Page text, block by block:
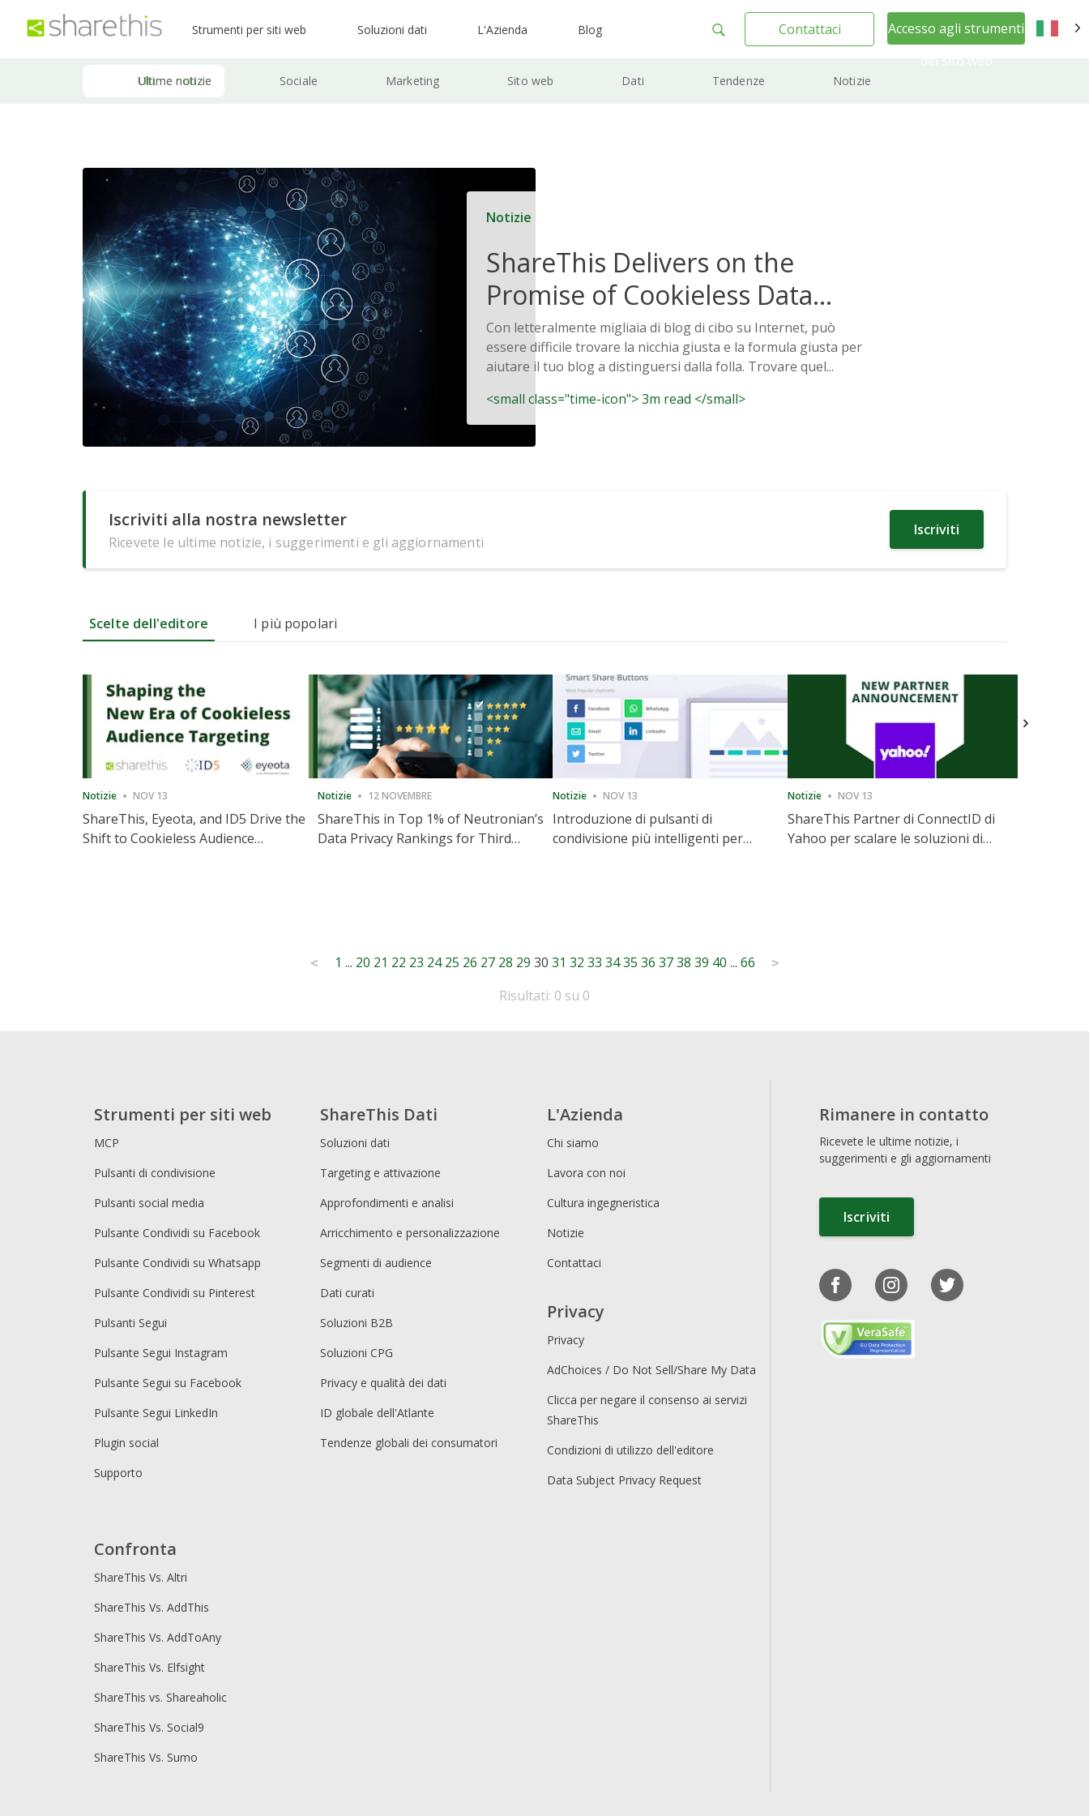
Strumenti per siti web Soluzioni dati L'Azienda Blog Contattaci
Accesso agli strumenti
Ultime notizie Sociale Marketing Sito web Dati Tendenze Notizie
Notizie
ShareThis Delivers on the
Promise of Cookieless Data
Solutions
Con letteralmente migliaia di blog di cibo su Internet, può
essere difficile trovare la nicchia giusta e la formula giusta per
aiutare il tuo blog a distinguersi dalla folla. Trovare quel...
<small class="time-icon"> 3m read </small>
Iscriviti alla nostra newsletter
Ricevete le ultime notizie, i suggerimenti e gli aggiornamenti
Iscriviti
Scelte dell'editore I più popolari
Notizie NOV 13
ShareThis, Eyeota, and ID5 Drive the
Shift to Cookieless Audience
Notizie 12 NOVEMBRE
ShareThis in Top 1% of Neutronian’s
Data Privacy Rankings for Third
Notizie NOV 13
Introduzione di pulsanti di
condivisione più intelligenti per
Notizie NOV 13
ShareThis Partner di ConnectID di
Yahoo per scalare le soluzioni di
< 1 ... 20 21 22 23 24 25 26 27 28 29 30 31 32 33 34 35 36 37 38 39 40 ... 66 >
Risultati: 0 su 0
Strumenti per siti web
MCP
Pulsanti di condivisione
Pulsanti social media
Pulsante Condividi su Facebook
Pulsante Condividi su Whatsapp
Pulsante Condividi su Pinterest
Pulsanti Segui
Pulsante Segui Instagram
Pulsante Segui su Facebook
Pulsante Segui LinkedIn
Plugin social
Supporto
ShareThis Dati
Soluzioni dati
Targeting e attivazione
Approfondimenti e analisi
Arricchimento e personalizzazione
Segmenti di audience
Dati curati
Soluzioni B2B
Soluzioni CPG
Privacy e qualità dei dati
ID globale dell'Atlante
Tendenze globali dei consumatori
L'Azienda
Chi siamo
Lavora con noi
Cultura ingegneristica
Notizie
Contattaci
Privacy
Privacy
AdChoices / Do Not Sell/Share My Data
Clicca per negare il consenso ai servizi
ShareThis
Condizioni di utilizzo dell'editore
Data Subject Privacy Request
Confronta
ShareThis Vs. Altri
ShareThis Vs. AddThis
ShareThis Vs. AddToAny
ShareThis Vs. Elfsight
ShareThis vs. Shareaholic
ShareThis Vs. Social9
ShareThis Vs. Sumo
Rimanere in contatto
Ricevete le ultime notizie, i
suggerimenti e gli aggiornamenti
Iscriviti